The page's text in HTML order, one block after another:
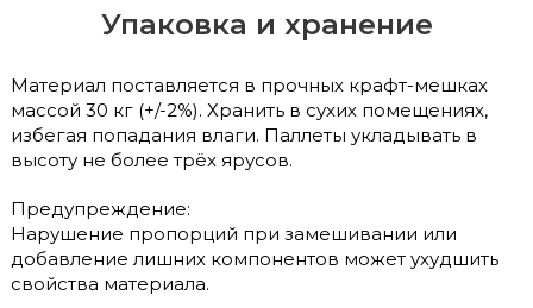
Упаковка и хранение
Материал поставляется в прочных крафт-мешках
массой 30 кг (+/-2%). Хранить в сухих помещениях,
избегая попадания влаги. Паллеты укладывать в
высоту не более трёх ярусов.
Предупреждение:
Нарушение пропорций при замешивании или
добавление лишних компонентов может ухудшить
свойства материала.